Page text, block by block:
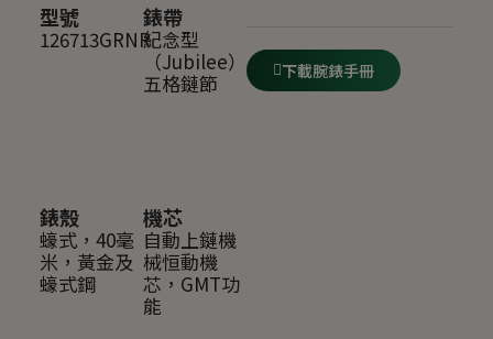
型號
126713GRNR
機芯
自動上鏈機
械恒動機
芯，GMT功
能
錶帶
紀念型
（Jubilee），
五格鏈節
錶殼
蠔式，40毫
米，黃金及
蠔式鋼
下載腕錶手冊